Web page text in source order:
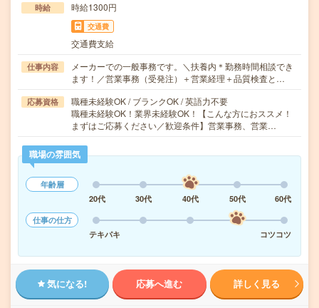
時給 時給1300円
交通費
交通費支給
仕事内容
メーカーでの一般事務です。＼扶養内＊勤務時間相談でき
ます！／営業事務（受発注）＋営業経理＋品質検査と…
応募資格
職種未経験OK / ブランクOK / 英語力不要
職種未経験OK！業界未経験OK！【こんな方におススメ！
まずはご応募ください／歓迎条件】営業事務、営業…
職場の雰囲気
年齢層
20代
30代 40代 50代
60代
仕事の仕方
テキパキ
コツコツ
気になる! 応募へ進む 詳しく見る